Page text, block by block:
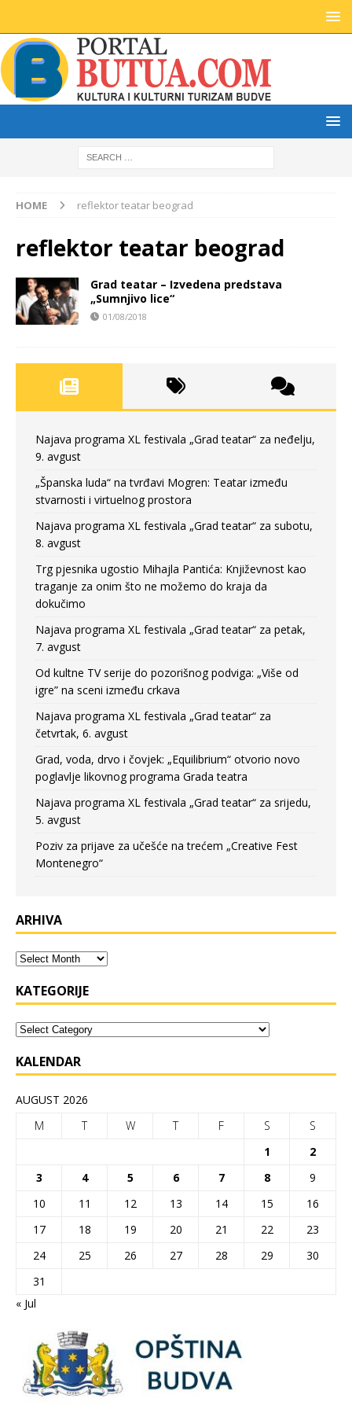
HOME reflektor teatar beograd
reflektor teatar beograd
Grad teatar – Izvedena predstava
„Sumnjivo lice“
01/08/2018
Najava programa XL festivala „Grad teatar“ za neđelju,
9. avgust
„Španska luda“ na tvrđavi Mogren: Teatar između
stvarnosti i virtuelnog prostora
Najava programa XL festivala „Grad teatar“ za subotu,
8. avgust
Trg pjesnika ugostio Mihajla Pantića: Književnost kao
traganje za onim što ne možemo do kraja da
dokučimo
Najava programa XL festivala „Grad teatar“ za petak,
7. avgust
Od kultne TV serije do pozorišnog podviga: „Više od
igre” na sceni između crkava
Najava programa XL festivala „Grad teatar“ za
četvrtak, 6. avgust
Grad, voda, drvo i čovjek: „Equilibrium“ otvorio novo
poglavlje likovnog programa Grada teatra
Najava programa XL festivala „Grad teatar“ za srijedu,
5. avgust
Poziv za prijave za učešće na trećem „Creative Fest
Montenegro“
ARHIVA
KATEGORIJE
KALENDAR
AUGUST 2026
M
T W T F S
S
1
2
3
4 5 6 7 8
9
10
11 12 13 14 15
16
17
18 19 20 21 22
23
24
25 26 27 28 29
30
31
« Jul